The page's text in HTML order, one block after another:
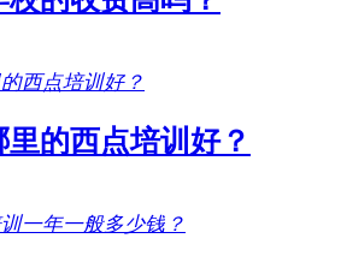
的西点培训好？